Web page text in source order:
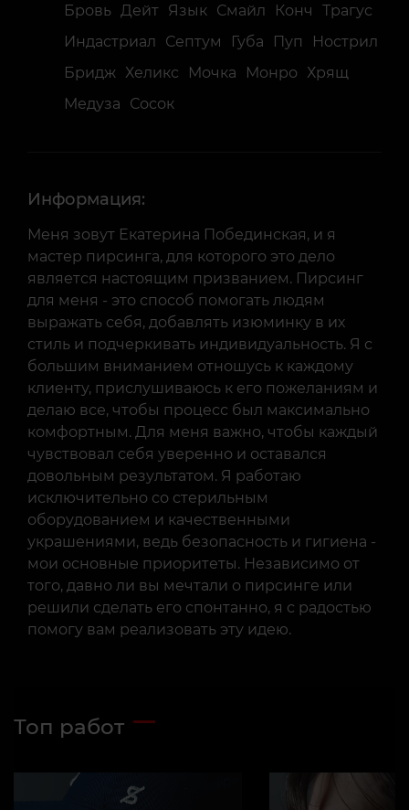
Бровь Дейт Язык Смайл Конч
Трагус
Индастриал
Септум Губа Пуп
Нострил
Бридж Хеликс Мочка Монро
Хрящ
Медуза
Сосок
Информация:
Меня зовут Екатерина Побединская, и я
мастер пирсинга, для которого это дело
является настоящим призванием. Пирсинг
для меня - это способ помогать людям
выражать себя, добавлять изюминку в их
стиль и подчеркивать индивидуальность. Я с
большим вниманием отношусь к каждому
клиенту, прислушиваюсь к его пожеланиям и
делаю все, чтобы процесс был максимально
комфортным. Для меня важно, чтобы каждый
чувствовал себя уверенно и оставался
довольным результатом. Я работаю
исключительно со стерильным
оборудованием и качественными
украшениями, ведь безопасность и гигиена -
мои основные приоритеты. Независимо от
того, давно ли вы мечтали о пирсинге или
решили сделать его спонтанно, я с радостью
помогу вам реализовать эту идею.
Топ работ